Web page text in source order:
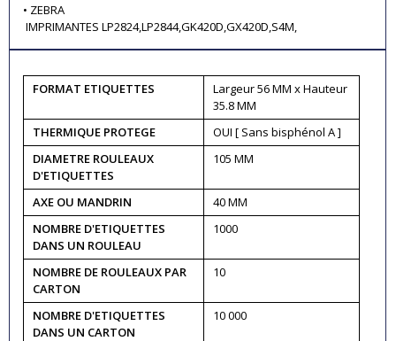
• ZEBRA
IMPRIMANTES LP2824,LP2844,GK420D,GX420D,S4M,
FORMAT ETIQUETTES
Largeur 56 MM x Hauteur
35.8 MM
THERMIQUE PROTEGE
OUI [ Sans bisphénol A ]
DIAMETRE ROULEAUX
D'ETIQUETTES
105 MM
AXE OU MANDRIN
40 MM
NOMBRE D'ETIQUETTES
DANS UN ROULEAU
1000
NOMBRE DE ROULEAUX PAR
CARTON
10
NOMBRE D'ETIQUETTES
DANS UN CARTON
10 000